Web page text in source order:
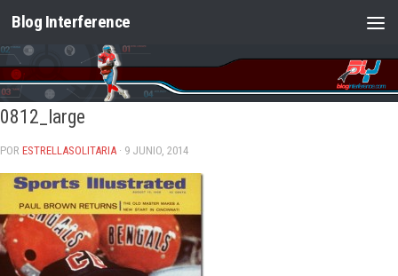
Saltar al contenido
Blog Interference
0812_large
POR ESTRELLASOLITARIA · 9 JUNIO, 2014